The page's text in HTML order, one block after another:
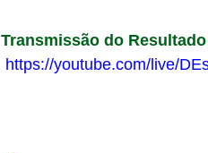
Transmissão do
https://youtube.com/live/